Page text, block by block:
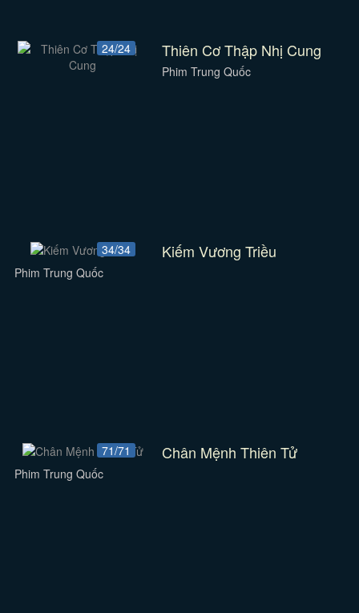
24/24 Thiên Cơ Thập Nhị Cung
Phim Trung Quốc
34/34 Kiếm Vương Triều
Phim Trung Quốc
71/71 Chân Mệnh Thiên Tử
Phim Trung Quốc